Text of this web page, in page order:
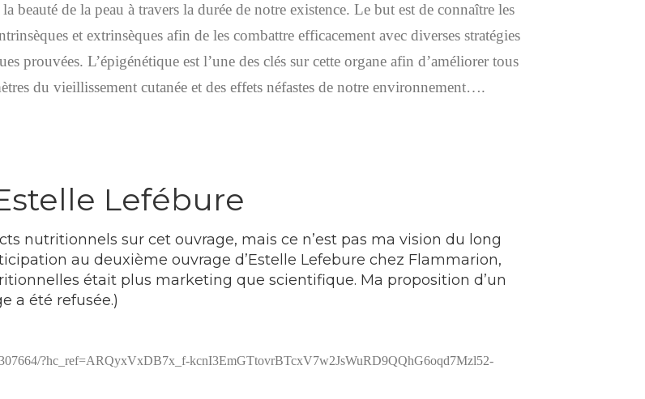
beauté de la peau à travers la durée de notre existence. Le but est de connaître les
et extrinsèques afin de les combattre efficacement avec diverses stratégies
prouvées. L’épigénétique est l’une des clés sur cette organe afin d’améliorer tous
du vieillissement cutanée et des effets néfastes de notre environnement….
Lefébure
nutritionnels sur cet ouvrage, mais ce n’est pas ma vision du long
au deuxième ouvrage d’Estelle Lefebure chez Flammarion,
était plus marketing que scientifique. Ma proposition d’un
a été refusée.)
?hc_ref=ARQyxVxDB7x_f-kcnI3EmGTtovrBTcxV7w2JsWuRD9QQhG6oqd7Mzl52-